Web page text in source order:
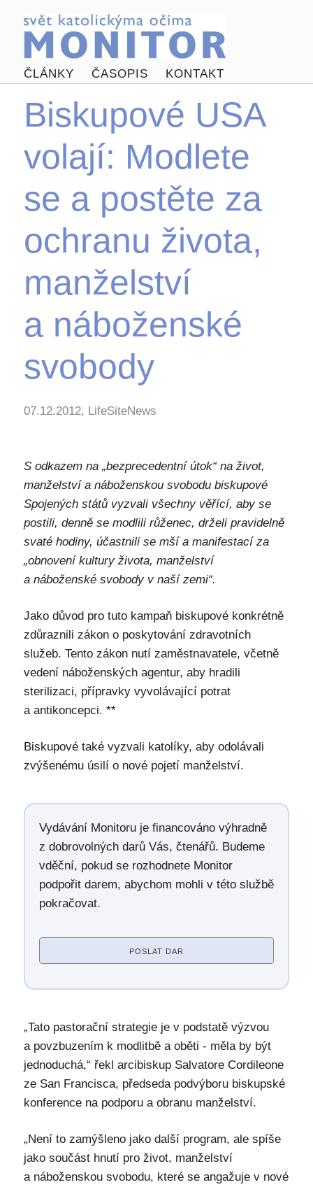
ČLÁNKY ČASOPIS KONTAKT
Biskupové USA
volají: Modlete
se a postěte za
ochranu života,
manželství
a náboženské
svobody
07.12.2012, LifeSiteNews
S odkazem na „bezprecedentní útok“ na život,
manželství a náboženskou svobodu biskupové
Spojených států vyzvali všechny věřící, aby se
postili, denně se modlili růženec, drželi pravidelně
svaté hodiny, účastnili se mší a manifestací za
„obnovení kultury života, manželství
a náboženské svobody v naší zemi“.
Jako důvod pro tuto kampaň biskupové konkrétně
zdůraznili zákon o poskytování zdravotních
služeb. Tento zákon nutí zaměstnavatele, včetně
vedení náboženských agentur, aby hradili
sterilizaci, přípravky vyvolávající potrat
a antikoncepci. **
Biskupové také vyzvali katolíky, aby odolávali
zvýšenému úsilí o nové pojetí manželství.
Vydávání Monitoru je financováno výhradně
z dobrovolných darů Vás, čtenářů. Budeme
vděční, pokud se rozhodnete Monitor
podpořit darem, abychom mohli v této službě
pokračovat.
POSLAT DAR
„Tato pastorační strategie je v podstatě výzvou
a povzbuzením k modlitbě a oběti - měla by být
jednoduchá,“ řekl arcibiskup Salvatore Cordileone
ze San Francisca, předseda podvýboru biskupské
konference na podporu a obranu manželství.
„Není to zamýšleno jako další program, ale spíše
jako součást hnutí pro život, manželství
a náboženskou svobodu, které se angažuje v nové